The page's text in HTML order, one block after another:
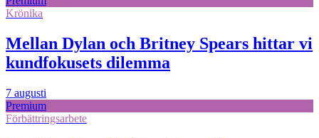
Krönika
Mellan Dylan och Britney Spears hittar vi
kundfokusets dilemma
7 augusti
Premium
Förbättringsarbete